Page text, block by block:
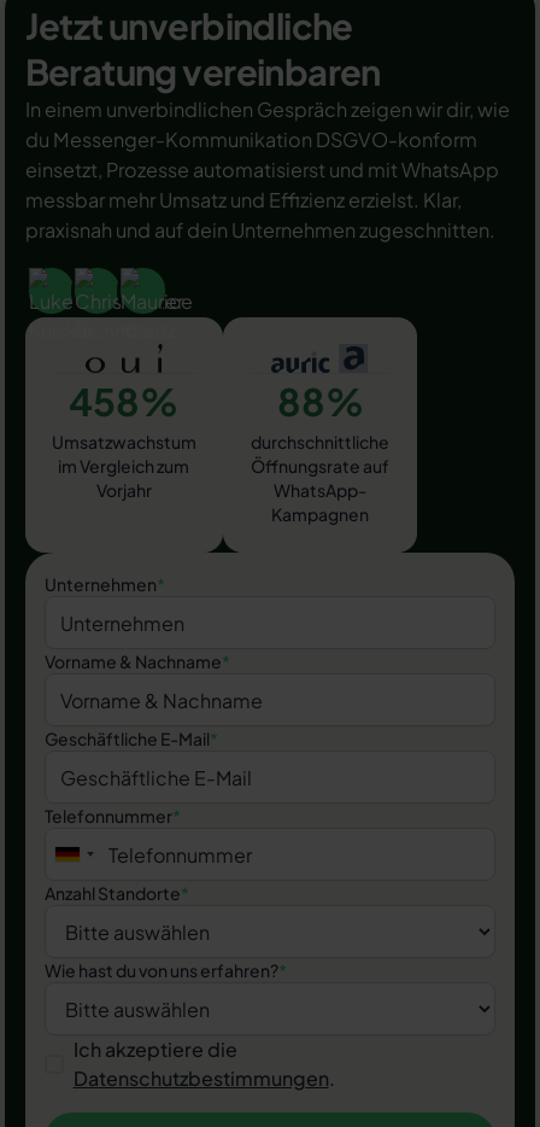
Jetzt unverbindliche
Beratung vereinbaren
In einem unverbindlichen Gespräch zeigen wir dir, wie
du Messenger-Kommunikation DSGVO-konform
einsetzt, Prozesse automatisierst und mit WhatsApp
messbar mehr Umsatz und Effizienz erzielst. Klar,
praxisnah und auf dein Unternehmen zugeschnitten.
458%
Umsatzwachstum
im Vergleich zum
Vorjahr
88%
durchschnittliche
Öffnungsrate auf
WhatsApp-
Kampagnen
Unternehmen*
Vorname & Nachname*
Geschäftliche E-Mail*
Telefonnummer*
Anzahl Standorte*
Wie hast du von uns erfahren?*
Ich akzeptiere die
Datenschutzbestimmungen.